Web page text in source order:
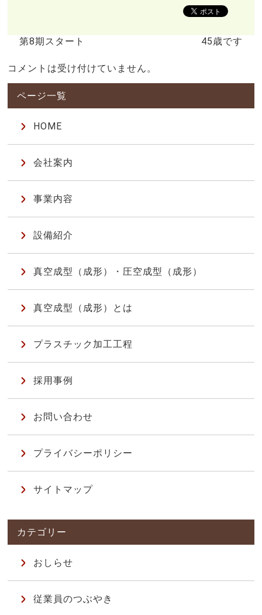
第8期スタート 45歳です
コメントは受け付けていません。
HOME
会社案内
事業内容
設備紹介
真空成型（成形）・圧空成型（成形）
真空成型（成形）とは
プラスチック加工工程
採用事例
お問い合わせ
プライバシーポリシー
サイトマップ
おしらせ
従業員のつぶやき